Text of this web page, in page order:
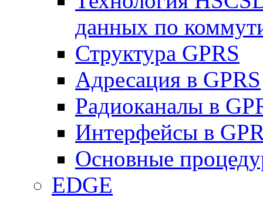
данных по
Структура GPRS
Адресация в GPRS
Радиоканалы в
Интерфейсы в
Основные
EDGE